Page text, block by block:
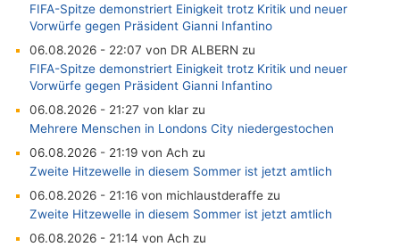
FIFA-Spitze demonstriert Einigkeit trotz Kritik und neuer
Vorwürfe gegen Präsident Gianni Infantino
06.08.2026 - 22:07 von DR ALBERN zu
FIFA-Spitze demonstriert Einigkeit trotz Kritik und neuer
Vorwürfe gegen Präsident Gianni Infantino
06.08.2026 - 21:27 von klar zu
Mehrere Menschen in Londons City niedergestochen
06.08.2026 - 21:19 von Ach zu
Zweite Hitzewelle in diesem Sommer ist jetzt amtlich
06.08.2026 - 21:16 von michlaustderaffe zu
Zweite Hitzewelle in diesem Sommer ist jetzt amtlich
06.08.2026 - 21:14 von Ach zu